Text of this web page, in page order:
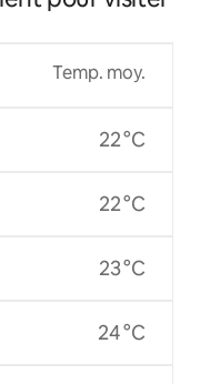
Temp. moy.
22 °C
22 °C
23 °C
24 °C